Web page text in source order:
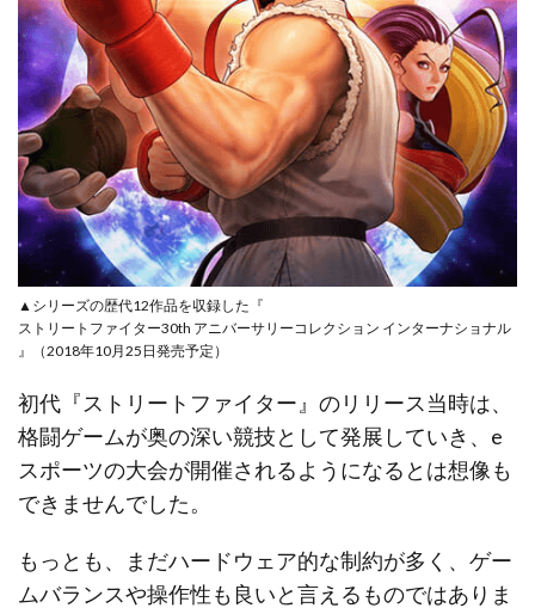
▲シリーズの歴代12作品を収録した『
ストリートファイター30th アニバーサリーコレクション インターナショナル
』（2018年10月25日発売予定）
初代『ストリートファイター』のリリース当時は、
格闘ゲームが奥の深い競技として発展していき、e
スポーツの大会が開催されるようになるとは想像も
できませんでした。
もっとも、まだハードウェア的な制約が多く、ゲー
ムバランスや操作性も良いと言えるものではありま